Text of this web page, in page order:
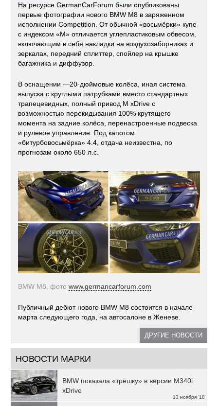
На ресурсе GermanCarForum были опубликованы
первые фотографии нового BMW M8 в заряженном
исполнении Competition. От обычной «восьмёрки» купе
с индексом «M» отличается углепластиковым обвесом,
включающим в себя накладки на воздухозаборниках и
зеркалах, передний сплиттер, спойлер на крышке
багажника и диффузор.
В оснащении —20-дюймовые колёса, иная система
выпуска с круглыми патрубками вместо стандартных
трапецевидных, полный привод M xDrive с
возможностью перекидывания 100% крутящего
момента на задние колёса, перенастроенные подвеска
и рулевое управление. Под капотом
«битурбовосьмёрка» 4.4, отдача неизвестна, по
прогнозам около 650 л.с.
BMW M8, фотоwww.germancarforum.com
Публичный дебют нового BMW M8 состоится в начале
марта следующего года, на автосалоне в Женеве.
ДРУГИЕ НОВОСТИ
НОВОСТИ МАРКИ
13 ноября '18
BMW показала «трёшку» в версии M340i
xDrive